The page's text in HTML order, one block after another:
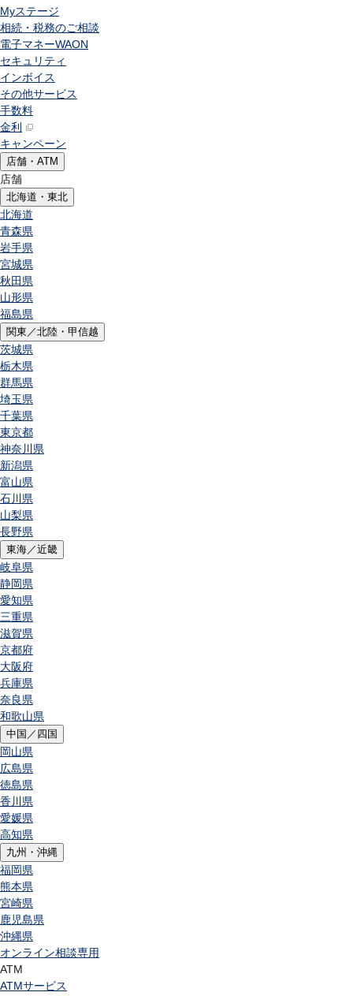
Myステージ
相続・税務のご相談
電子マネーWAON
セキュリティ
インボイス
その他サービス
手数料
金利
キャンペーン
店舗・ATM
店舗
北海道・東北
北海道
青森県
岩手県
宮城県
秋田県
山形県
福島県
関東／北陸・甲信越
茨城県
栃木県
群馬県
埼玉県
千葉県
東京都
神奈川県
新潟県
富山県
石川県
山梨県
長野県
東海／近畿
岐阜県
静岡県
愛知県
三重県
滋賀県
京都府
大阪府
兵庫県
奈良県
和歌山県
中国／四国
岡山県
広島県
徳島県
香川県
愛媛県
高知県
九州・沖縄
福岡県
熊本県
宮崎県
鹿児島県
沖縄県
オンライン相談専用
ATM
ATMサービス